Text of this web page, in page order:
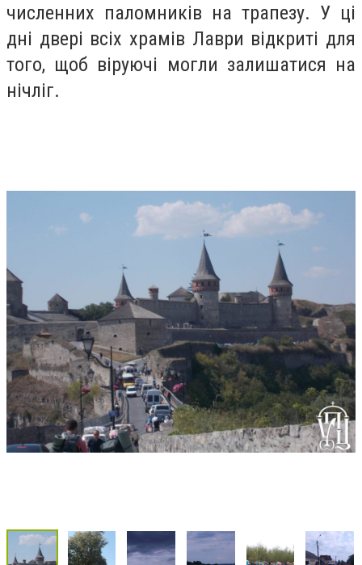
численних паломників на трапезу. У ці
дні двері всіх храмів Лаври відкриті для
того, щоб віруючі могли залишатися на
нічліг.